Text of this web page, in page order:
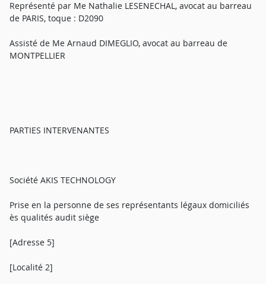
Représenté par Me Nathalie LESENECHAL, avocat au barreau
de PARIS, toque : D2090
Assisté de Me Arnaud DIMEGLIO, avocat au barreau de
MONTPELLIER
PARTIES INTERVENANTES
Société AKIS TECHNOLOGY
Prise en la personne de ses représentants légaux domiciliés
ès qualités audit siège
[Adresse 5]
[Localité 2]